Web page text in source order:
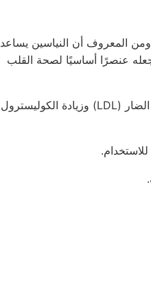
المعروف أن النياسين يساعد
عنصرًا أساسيًا لصحة القلب
عن طريق تقليل الكوليسترول الضار (LDL) وزيادة الكوليسترول